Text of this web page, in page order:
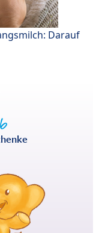
Darauf